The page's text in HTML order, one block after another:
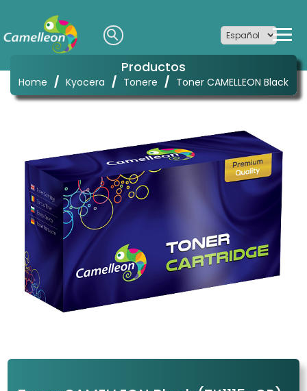
Productos
Home / Kyocera / Tonere / Toner CAMELLEON Black